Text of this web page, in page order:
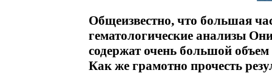
Общеизвестно, что большая
гематологические анализы
содержат очень большой
Как же грамотно прочесть